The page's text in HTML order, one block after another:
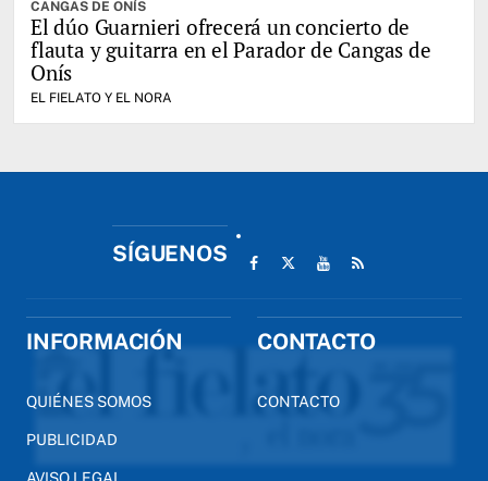
CANGAS DE ONÍS
El dúo Guarnieri ofrecerá un concierto de
flauta y guitarra en el Parador de Cangas de
Onís
EL FIELATO Y EL NORA
SÍGUENOS
INFORMACIÓN
QUIÉNES SOMOS
PUBLICIDAD
AVISO LEGAL
CONTACTO
CONTACTO